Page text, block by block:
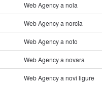
Web Agency a nola
Web Agency a norcia
Web Agency a noto
Web Agency a novara
Web Agency a novi ligure